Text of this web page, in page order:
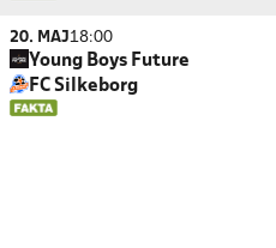
20. MAJ18:00
Young Boys Future
FC Silkeborg